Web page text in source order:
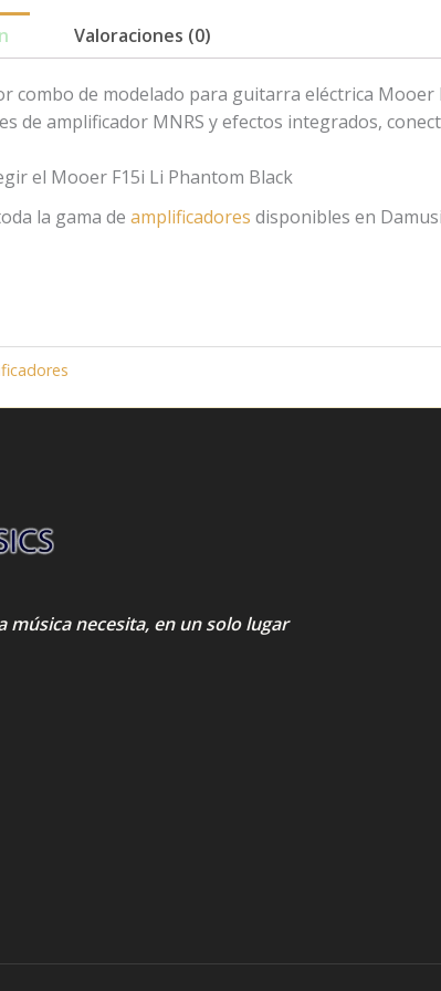
Valoraciones (0)
combo de modelado para guitarra eléctrica
de amplificador MNRS y efectos integrados,
el Mooer F15i Li Phantom Black
la gama de amplificadores disponibles en
música necesita, en un solo lugar